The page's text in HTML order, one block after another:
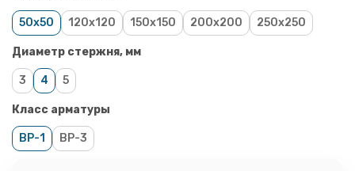
50x50 120x120 150x150 200x200 250x250
Диаметр стержня, мм
3 4 5
Класс арматуры
ВР-1 ВР-3